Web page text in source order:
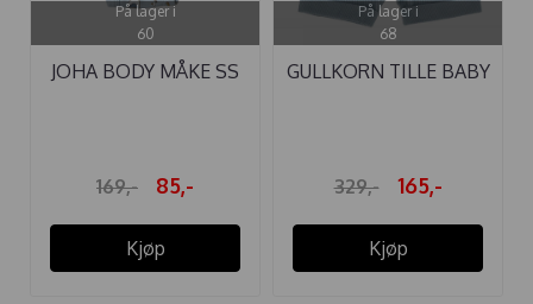
På lager i
60
JOHA BODY MÅKE SS
169,- 85,-
Kjøp
På lager i
68
GULLKORN TILLE BABY
329,- 165,-
Kjøp